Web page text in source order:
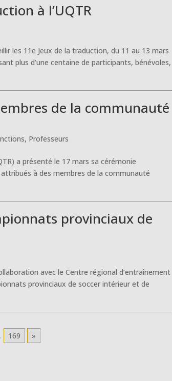
à l’UQTR
les 11e Jeux de la traduction, du 11 au 13 mars
plus d’une centaine de participants, bénévoles,
de la communauté
, Professeurs
a présenté le 17 mars sa cérémonie
à des membres de la communauté
provinciaux de
avec le Centre régional d’entraînement
provinciaux de soccer intérieur et de
169 »